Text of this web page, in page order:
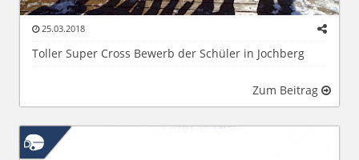
25.03.2018
Toller Super Cross Bewerb der Schüler in Jochberg
Zum Beitrag